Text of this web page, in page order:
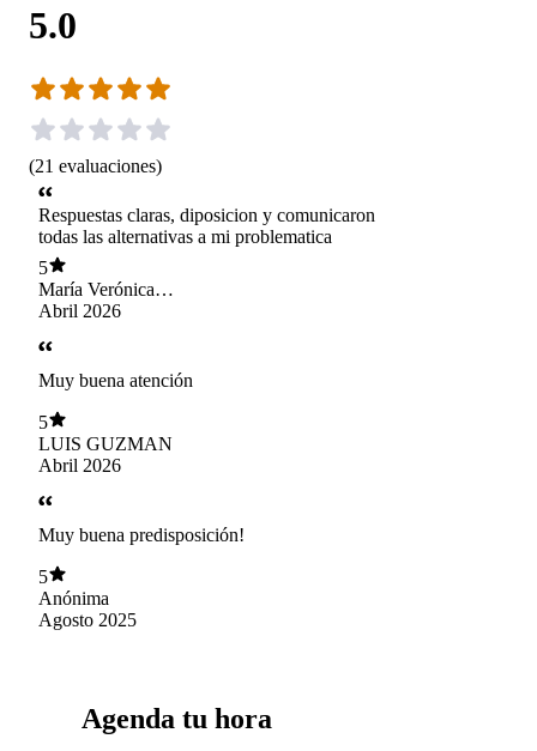
5.0
(21 evaluaciones)
Respuestas claras, diposicion y comunicaron
todas las alternativas a mi problematica
5
María Verónica
Cortéz Fernándes
Abril 2026
Muy buena atención
5
LUIS GUZMAN
Abril 2026
Muy buena predisposición!
5
Anónima
Agosto 2025
Agenda tu hora